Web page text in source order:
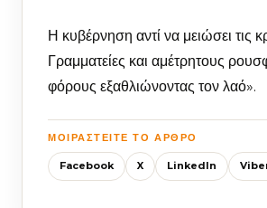
Η κυβέρνηση αντί να μειώσει τις
Γραμματείες και αμέτρητους
φόρους εξαθλιώνοντας τον λαό».
ΜΟΙΡΑΣΤΕΊΤΕ ΤΟ ΆΡΘΡΟ
Facebook X LinkedIn